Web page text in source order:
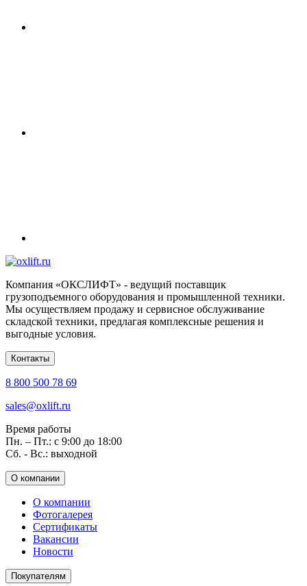
Компания «ОКСЛИФТ» - ведущий поставщик
грузоподъемного оборудования и промышленной техники.
Мы осуществляем продажу и сервисное обслуживание
складской техники, предлагая комплексные решения и
выгодные условия.
Контакты
8 800 500 78 69
sales@oxlift.ru
Время работы
Пн. – Пт.: с 9:00 до 18:00
Сб. - Вс.: выходной
О компании
О компании
Фотогалерея
Сертификаты
Вакансии
Новости
Покупателям